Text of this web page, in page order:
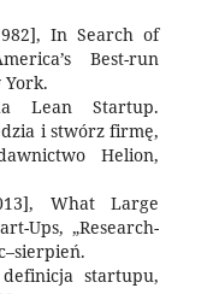
In Search of
Best-run
York.
Lean Startup.
i stwórz firmę,
Helion,
What Large
Ups, „Research-
startupu,